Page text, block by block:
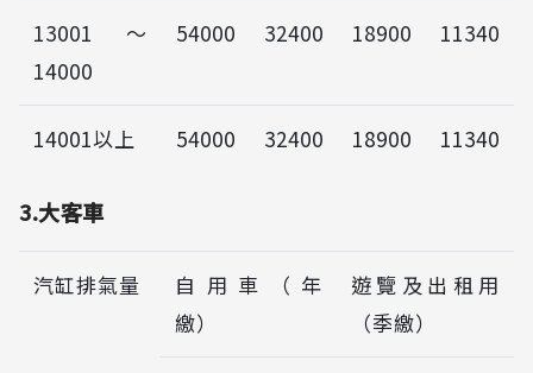
13001～
14000
54000 32400 18900 11340
14001以上 54000 32400 18900 11340
3.大客車
汽缸排氣量
自用車（年
繳）
遊覽及出租用
（季繳）